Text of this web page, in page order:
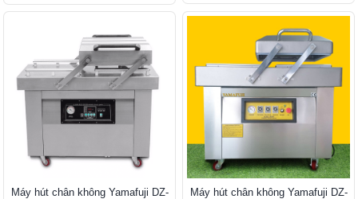
Máy hút chân không Yamafuji DZ-
Máy hút chân không Yamafuji DZ-